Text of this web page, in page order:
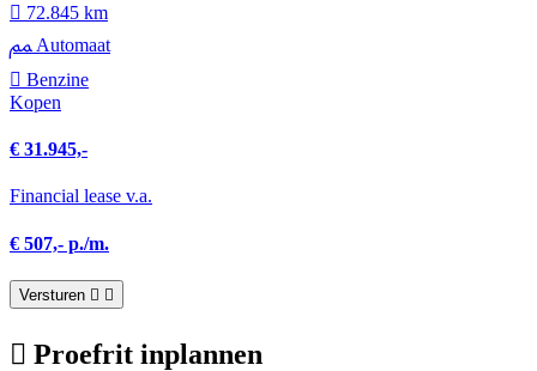
72.845 km
Automaat
Benzine
Kopen
€ 31.945,-
Financial lease v.a.
€ 507,- p./m.
Versturen
Proefrit inplannen